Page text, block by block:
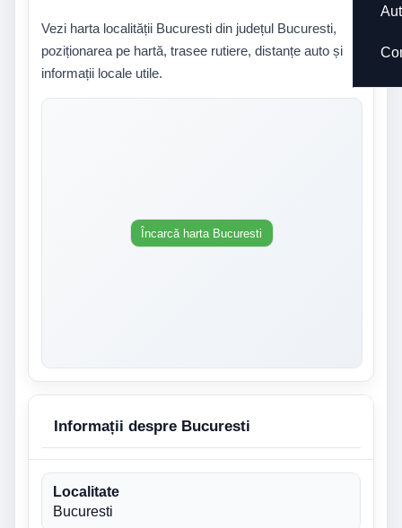
Vezi harta localității Bucuresti din județul Bucuresti,
poziționarea pe hartă, trasee rutiere, distanțe auto și
informații locale utile.
Încarcă harta Bucuresti
Informații despre Bucuresti
Localitate
Bucuresti